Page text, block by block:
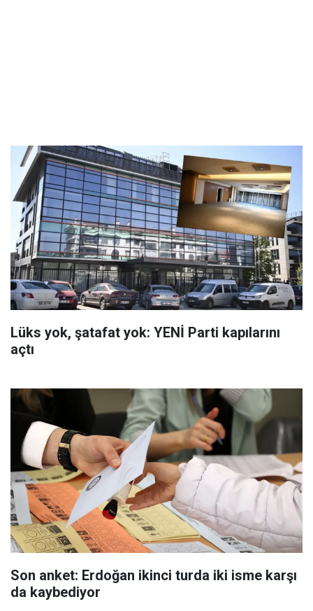
Lüks yok, şatafat yok: YENİ Parti kapılarını
açtı
Son anket: Erdoğan ikinci turda iki isme karşı
da kaybediyor